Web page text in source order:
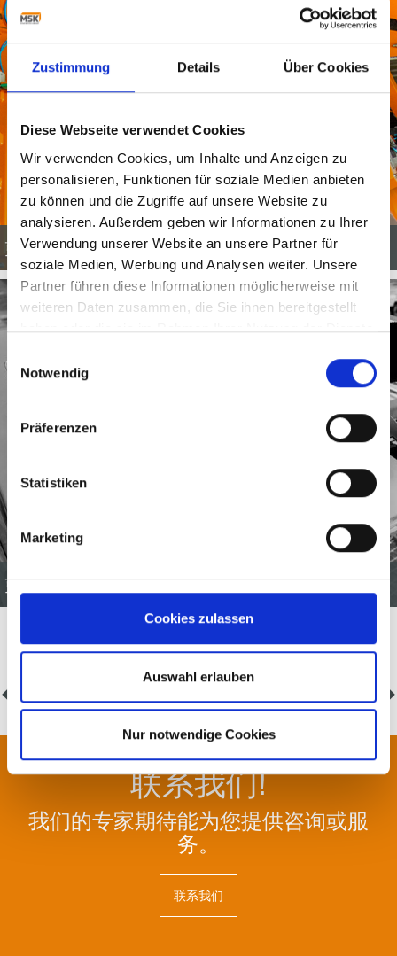
Zustimmung Details Über Cookies
Diese Webseite verwendet Cookies
Wir verwenden Cookies, um Inhalte und Anzeigen zu
personalisieren, Funktionen für soziale Medien anbieten
zu können und die Zugriffe auf unsere Website zu
analysieren. Außerdem geben wir Informationen zu Ihrer
Verwendung unserer Website an unsere Partner für
soziale Medien, Werbung und Analysen weiter. Unsere
Partner führen diese Informationen möglicherweise mit
weiteren Daten zusammen, die Sie ihnen bereitgestellt
haben oder die sie im Rahmen Ihrer Nutzung der Dienste
Notwendig
Präferenzen
Statistiken
Marketing
Cookies zulassen
Auswahl erlauben
Nur notwendige Cookies
更多系统
更多价值
联系我们!
我们的专家期待能为您提供咨询或服
务。
联系我们